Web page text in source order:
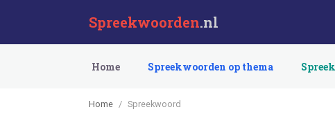
Spreekwoorden.nl
Home Spreekwoorden op thema
Home Spreekwoord